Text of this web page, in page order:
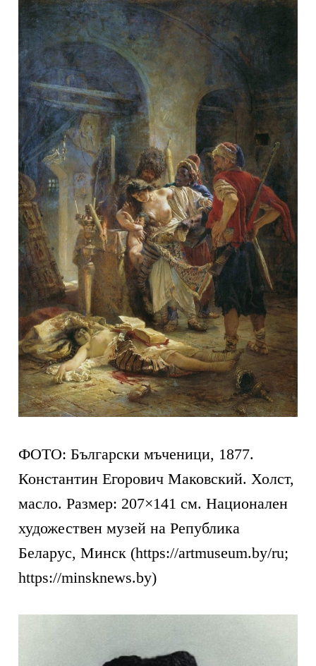
ФОТО: Български мъченици, 1877.
Константин Егорович Маковский. Холст,
масло. Размер: 207×141 см. Национален
художествен музей на Република
Беларус, Минск (https://artmuseum.by/ru;
https://minsknews.by)